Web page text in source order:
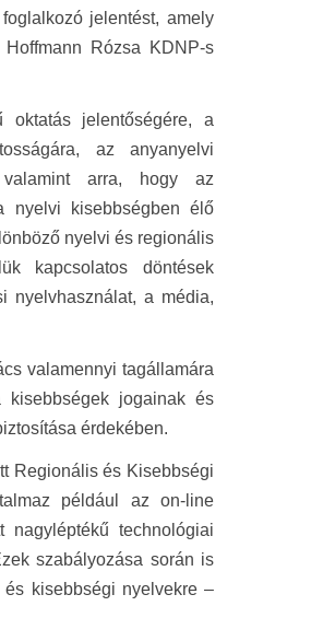
jelentést, amely
Rózsa KDNP-s
jelentőségére, a
az anyanyelvi
valamint arra, hogy az
nyelvi kisebbségben élő
nyelvi és regionális
kapcsolatos döntések
nyelvhasználat, a média,
valamennyi tagállamára
kisebbségek jogainak és
érdekében.
Regionális és Kisebbségi
például az on-line
nagyléptékű technológiai
szabályozása során is
kisebbségi nyelvekre –